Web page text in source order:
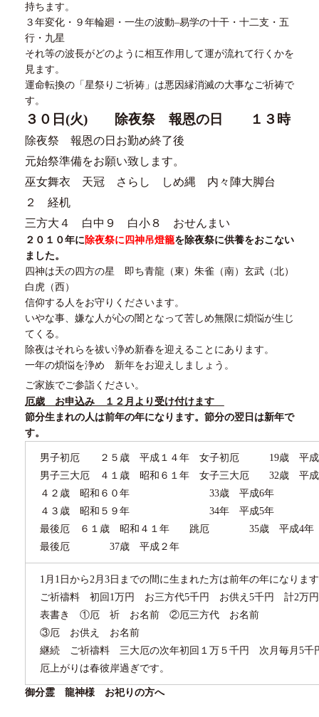
持ちます。
３ 年変化・９年輪廻・一生の波動–易学の十干・十二支・五
行・九星
それ等の波長がどのように相互作用して運が流れて行くかを
見ます。
運命転換の「星祭りご祈祷」は悪因縁消滅の大事なご祈祷で
す。
３０日(火) 除夜祭 報恩の日 １３時
除夜祭 報恩の日お勤め終了後
元始祭準備をお願い致します。
巫女舞衣 天冠 さらし しめ縄 内々陣大脚台
２ 経机
三方大４ 白中９ 白小８ おせんまい
２０１０年に 除夜祭に四神吊燈籠を除夜祭に供養をおこない
ました。
四神は天の四方の星 即ち青龍（東）朱雀（南）玄武（北）
白虎（西）
信仰する人をお守りくださいます。
いやな事、嫌な人が心の闇となって苦しめ無限に煩悩が生じ
てくる。
除夜はそれらを祓い浄め新春を迎えることにあります。
一年の煩悩を浄め 新年をお迎えしましょう。
ご家族でご参詣ください。
厄歳 お申込み １２月より受け付けます
節分生まれの人は前年の年になります。節分の翌日は新年で
す。
男子初厄 ２５歳 平成１４年 女子初厄 19歳 平成
男子三大厄 ４１歳 昭和６１年 女子三大厄 32歳 平成
４２歳 昭和６０年 33歳 平成6年
４３歳 昭和５９年 34年 平成5年
最後厄 ６１歳 昭和４１年 跳厄 35歳 平成4年
最後厄 37歳 平成２年
1月 1 日から 2 月 3日までの間に生まれた方は前年の年になりま
ご祈禱料 初回 1 万円 お三方代5千円 お供え 5千円 計2万円
表書き ①厄 祈 お名前 ②厄三方代 お名前
③厄 お供え お名前
継続 ご祈禱料 三大厄の次年初回１万５千円 次月毎月 5千
厄上がりは春彼岸過ぎです。
御分霊 龍神様 お祀りの方へ